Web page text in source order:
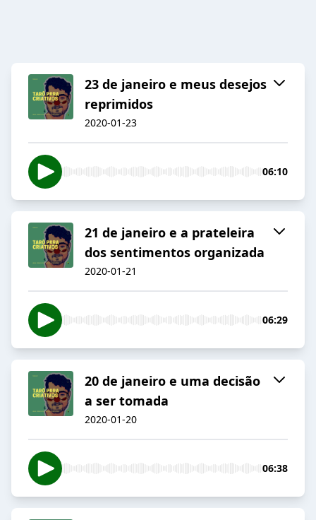
23 de janeiro e meus desejos
reprimidos
2020-01-23
06:10
21 de janeiro e a prateleira
dos sentimentos organizada
2020-01-21
06:29
20 de janeiro e uma decisão
a ser tomada
2020-01-20
06:38